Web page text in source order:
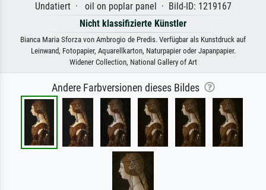
Undatiert · oil on poplar panel · Bild-ID: 1219167
Nicht klassifizierte Künstler
Bianca Maria Sforza von Ambrogio de Predis. Verfügbar als Kunstdruck auf
Leinwand, Fotopapier, Aquarellkarton, Naturpapier oder Japanpapier.
Widener Collection, National Gallery of Art
Andere Farbversionen dieses Bildes